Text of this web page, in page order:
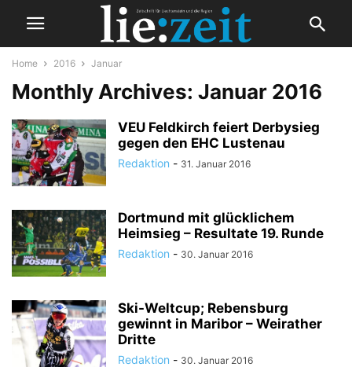
Home 2016 Januar
Monthly Archives: Januar 2016
VEU Feldkirch feiert Derbysieg
gegen den EHC Lustenau
Redaktion - 31. Januar 2016
Dortmund mit glücklichem
Heimsieg – Resultate 19. Runde
Redaktion - 30. Januar 2016
Ski-Weltcup; Rebensburg
gewinnt in Maribor – Weirather
Dritte
Redaktion - 30. Januar 2016